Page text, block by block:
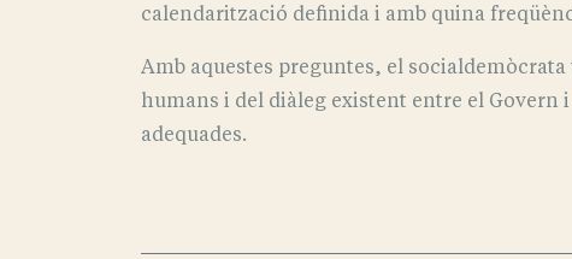
calendarització definida i amb quina
Amb aquestes preguntes, el
humans i del diàleg existent entre el
adequades.